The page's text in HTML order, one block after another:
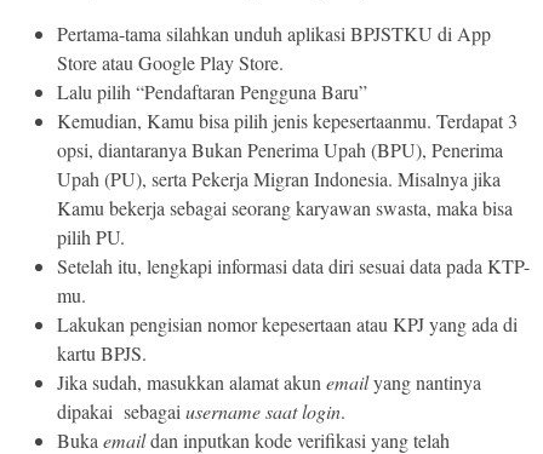
Pertama-tama silahkan unduh aplikasi BPJSTKU di App
Store atau Google Play Store.
Lalu pilih “Pendaftaran Pengguna Baru”
Kemudian, Kamu bisa pilih jenis kepesertaanmu. Terdapat 3
opsi, diantaranya Bukan Penerima Upah (BPU), Penerima
Upah (PU), serta Pekerja Migran Indonesia. Misalnya jika
Kamu bekerja sebagai seorang karyawan swasta, maka bisa
pilih PU.
Setelah itu, lengkapi informasi data diri sesuai data pada KTP-
mu.
Lakukan pengisian nomor kepesertaan atau KPJ yang ada di
kartu BPJS.
Jika sudah, masukkan alamat akun emailyang nantinya
dipakai sebagai usernamesaat login.
Buka emaildan inputkan kode verifikasi yang telah